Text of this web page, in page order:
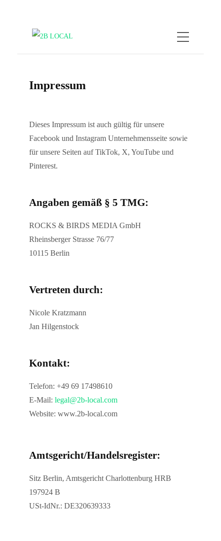
Impressum
Dieses Impressum ist auch gültig für unsere
Facebook und Instagram Unternehmensseite sowie
für unsere Seiten auf TikTok, X, YouTube und
Pinterest.
Angaben gemäß § 5 TMG:
ROCKS & BIRDS MEDIA GmbH
Rheinsberger Strasse 76/77
10115 Berlin
Vertreten durch:
Nicole Kratzmann
Jan Hilgenstock
Kontakt:
Telefon: +49 69 17498610
E-Mail: legal@2b-local.com
Website: www.2b-local.com
Amtsgericht/Handelsregister:
Sitz Berlin, Amtsgericht Charlottenburg HRB
197924 B
USt-IdNr.: DE320639333